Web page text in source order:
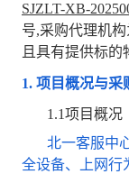
SJZLT-XB-
号,采购代理机构
且具有提供标
1. 项目概况与采
1.1项目概况
北一客服中
全设备、上网行